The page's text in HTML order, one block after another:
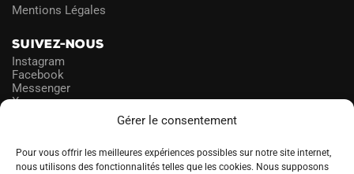
Gérer le consentement
Pour vous offrir les meilleures expériences possibles sur notre site internet,
nous utilisons des fonctionnalités telles que les cookies. Nous supposons
Mentions Légales
SUIVEZ-NOUS
Instagram
Facebook
Messenger
X